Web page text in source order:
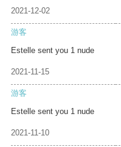
2021-12-02
游客
Estelle sent you 1 nude
2021-11-15
游客
Estelle sent you 1 nude
2021-11-10